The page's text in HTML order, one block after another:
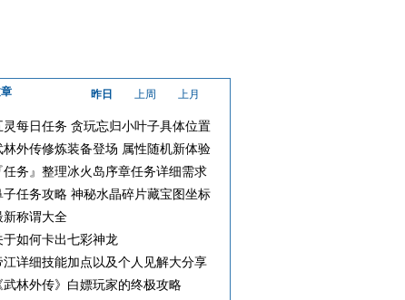
昨日 上周 上月
灵每日任务 贪玩忘归小叶子具体位置
林外传修炼装备登场 属性随机新体验
任务』整理冰火岛序章任务详细需求
子任务攻略 神秘水晶碎片藏宝图坐标
新称谓大全
于如何卡出七彩神龙
江详细技能加点以及个人见解大分享
武林外传》白嫖玩家的终极攻略